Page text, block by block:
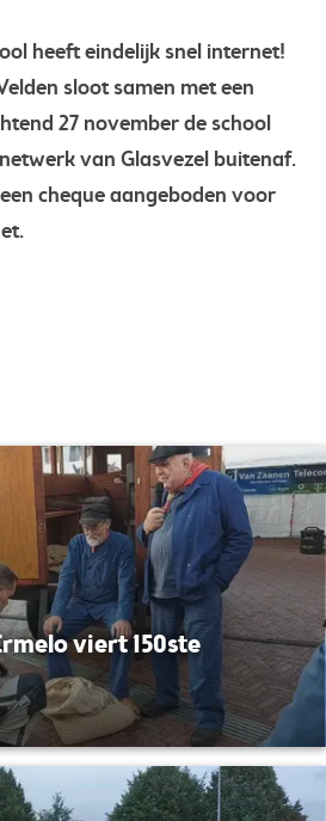
heeft eindelijk snel internet!
sloot samen met een
27 november de school
van Glasvezel buitenaf.
cheque aangeboden voor
viert 150ste